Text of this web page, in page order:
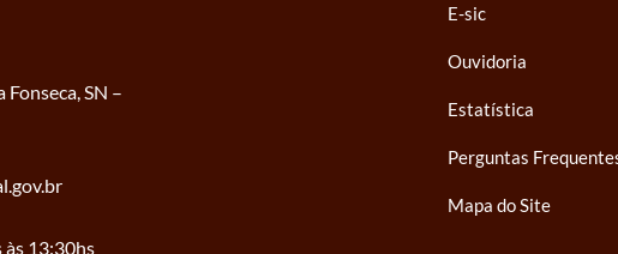
SN –
13:30hs
E-sic
Ouvidoria
Estatística
Perguntas
Mapa do Site